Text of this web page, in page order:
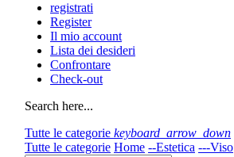
registrati
Register
Il mio account
Lista dei desideri
Confrontare
Check-out
Search here...
Tutte le categorie keyboard_arrow_down
Tutte le categorie Home --Estetica ---Viso